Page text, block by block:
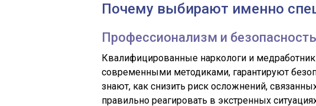
Почему выбирают именно
Профессионализм и безопасность
Квалифицированные наркологи и
современными методиками, гарантируют
знают, как снизить риск осложнений,
правильно реагировать в экстренных